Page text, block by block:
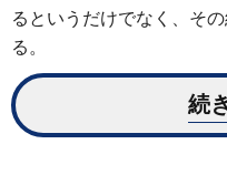
るというだけでなく、そ
る。
続